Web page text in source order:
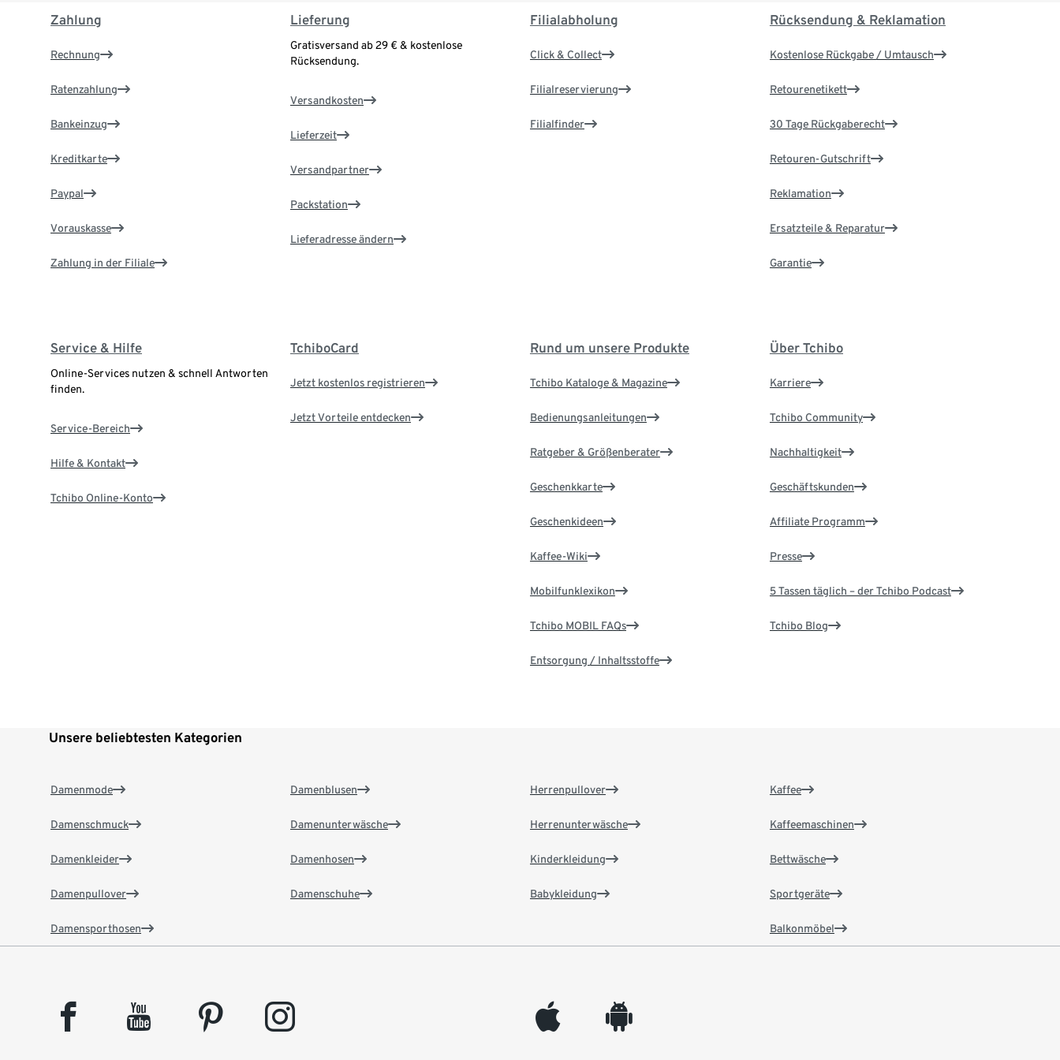
Zahlung
Rechnung
Ratenzahlung
Bankeinzug
Kreditkarte
Paypal
Vorauskasse
Zahlung in der Filiale
Lieferung
Gratisversand ab 29 € & kostenlose
Rücksendung.
Versandkosten
Lieferzeit
Versandpartner
Packstation
Lieferadresse ändern
Filialabholung
Click & Collect
Filialreservierung
Filialfinder
Rücksendung & Reklamation
Kostenlose Rückgabe / Umtausch
Retourenetikett
30 Tage Rückgaberecht
Retouren-Gutschrift
Reklamation
Ersatzteile & Reparatur
Garantie
Service & Hilfe
Online-Services nutzen & schnell Antworten
finden.
Service-Bereich
Hilfe & Kontakt
Tchibo Online-Konto
TchiboCard
Jetzt kostenlos registrieren
Jetzt Vorteile entdecken
Rund um unsere Produkte
Tchibo Kataloge & Magazine
Bedienungsanleitungen
Ratgeber & Größenberater
Geschenkkarte
Geschenkideen
Kaffee-Wiki
Mobilfunklexikon
Tchibo MOBIL FAQs
Entsorgung / Inhaltsstoffe
Über Tchibo
Karriere
Tchibo Community
Nachhaltigkeit
Geschäftskunden
Affiliate Programm
Presse
5 Tassen täglich – der Tchibo Podcast
Tchibo Blog
Unsere beliebtesten Kategorien
Damenmode
Damenschmuck
Damenkleider
Damenpullover
Damensporthosen
Damenblusen
Damenunterwäsche
Damenhosen
Damenschuhe
Herrenpullover
Herrenunterwäsche
Kinderkleidung
Babykleidung
Kaffee
Kaffeemaschinen
Bettwäsche
Sportgeräte
Balkonmöbel
facebook youtube pinterest instagram appleinc android